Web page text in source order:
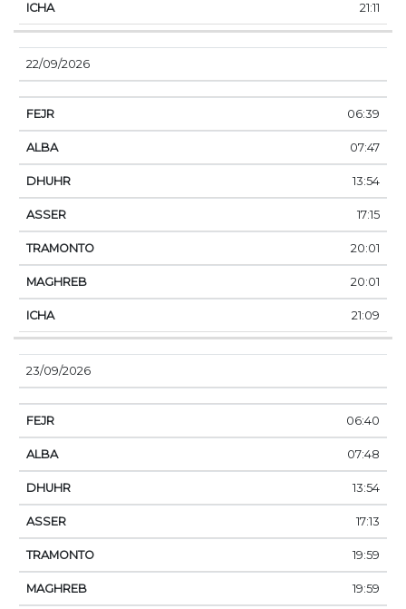
21:11
22/09/2026
06:39
07:47
13:54
17:15
20:01
20:01
21:09
23/09/2026
06:40
07:48
13:54
17:13
19:59
19:59